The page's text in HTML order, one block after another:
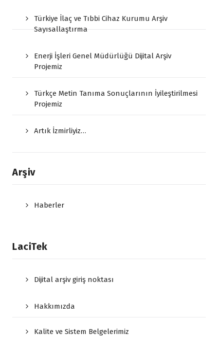
Türkiye İlaç ve Tıbbi Cihaz Kurumu Arşiv
Sayısallaştırma
Enerji İşleri Genel Müdürlüğü Dijital Arşiv
Projemiz
Türkçe Metin Tanıma Sonuçlarının İyileştirilmesi
Projemiz
Artık İzmirliyiz…
Arşiv
Haberler
LaciTek
Dijital arşiv giriş noktası
Hakkımızda
Kalite ve Sistem Belgelerimiz